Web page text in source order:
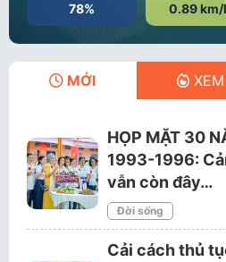
78%
0.89 km/
MỚI XEM
HỌP MẶT 30
1993-1996:
vẫn còn đây…
Đời sống
Cải cách thủ